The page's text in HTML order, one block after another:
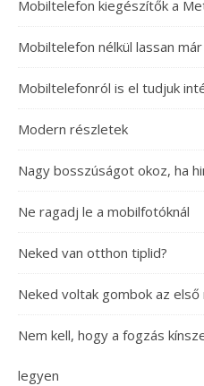
Mobiltelefon kiegészítők a
Mobiltelefon nélkül lassan
Mobiltelefonról is el tudjuk
Modern részletek
Nagy bosszúságot okoz, ha
Ne ragadj le a mobilfotóknál
Neked van otthon tiplid?
Neked voltak gombok az első
Nem kell, hogy a fogzás
legyen